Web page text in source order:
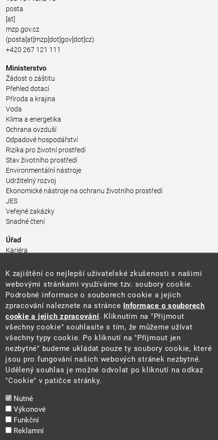
posta
[at]
mzp.gov.cz
(posta[at]mzp[dot]gov[dot]cz)
+420 267 121 111
Ministerstvo
Žádost o záštitu
Přehled dotací
Příroda a krajina
Voda
Klima a energetika
Ochrana ovzduší
Odpadové hospodářství
Rizika pro životní prostředí
Stav životního prostředí
Environmentální nástroje
Udržitelný rozvoj
Ekonomické nástroje na ochranu životního prostředí
JES
Veřejné zakázky
Snadné čtení
Úřad
Kariéra
Pro média a veřejnost
Povinně zveřejňované informace
Kontakty
Přistupnost budovy úřadu MŽP
(PDF, 204 kB)
Web
Aktuality
Ochrana osobních údajů
Prohlášení o přístupnosti
Zásady používání cookies
Mapa webu
K zajištění co nejlepší uživatelské zkušenosti s našimi
webovými stránkami využíváme tzv. soubory cookie.
Podrobné informace o souborech cookie a jejich
zpracování naleznete na stránce Informace o souborech
cookie a jejich zpracování. Kliknutím na "Přijmout
všechny cookie" souhlasíte s tím, že můžeme užívat
všechny typy cookie. Po kliknutí na "Přijmout jen
nezbytné" budeme ukládat pouze ty soubory cookie, které
jsou pro fungování našich webových stránek nezbytné.
Udělený souhlas je možné odvolat po kliknutí na odkaz
"Cookie" v patičce stránky.
Nutné
Výkonové
Funkční
Reklamní